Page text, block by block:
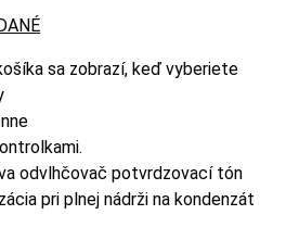
sa zobrazí, keď vyberiete
odvlhčovač potvrdzovací tón
pri plnej nádrži na kondenzát